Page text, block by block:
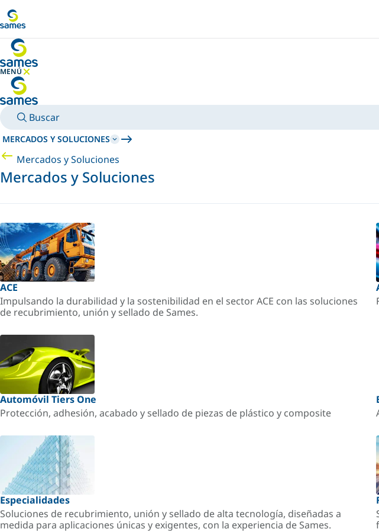
MENÚ
OCULTAR MENÚ
Buscar
MERCADOS Y SOLUCIONES
Mercados y Soluciones
Mercados y Soluciones
ACE
Impulsando la durabilidad y la sostenibilidad en el sector ACE con las soluciones
de recubrimiento, unión y sellado de Sames.
Automóvil Tiers One
Protección, adhesión, acabado y sellado de piezas de plástico y composite
Especialidades
Soluciones de recubrimiento, unión y sellado de alta tecnología, diseñadas a
medida para aplicaciones únicas y exigentes, con la experiencia de Sames.